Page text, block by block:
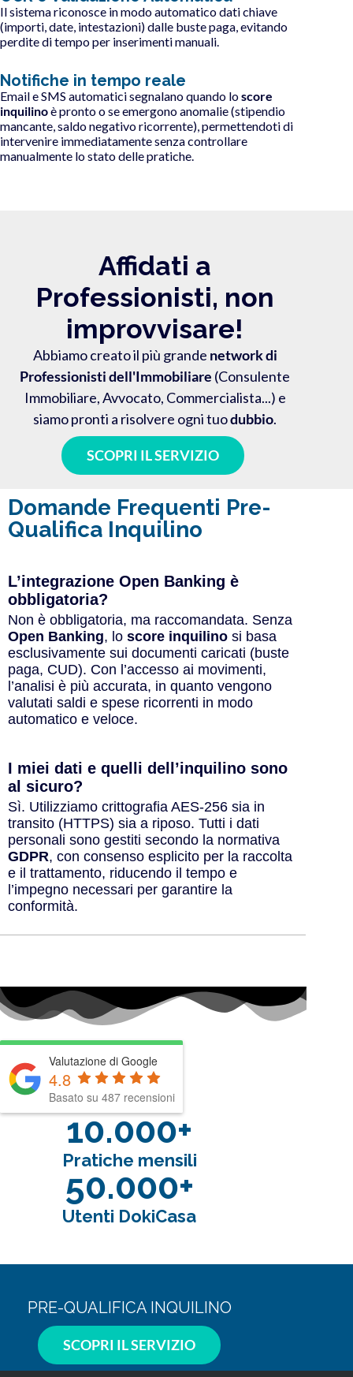
Il sistema riconosce in modo automatico dati chiave
(importi, date, intestazioni) dalle buste paga, evitando
perdite di tempo per inserimenti manuali.
Notifiche in tempo reale
Email e SMS automatici segnalano quando loscore
inquilinoè pronto o se emergono anomalie (stipendio
mancante, saldo negativo ricorrente), permettendoti di
intervenire immediatamente senza controllare
manualmente lo stato delle pratiche.
Affidati a
Professionisti, non
improvvisare!
Abbiamo creato il più grande network di
Professionisti dell'Immobiliare (Consulente
Immobiliare, Avvocato, Commercialista...) e
siamo pronti a risolvere ogni tuodubbio.
SCOPRI IL SERVIZIO
Domande Frequenti Pre-
Qualifica Inquilino
L’integrazione Open Banking è
obbligatoria?
Non è obbligatoria, ma raccomandata. Senza
Open Banking, lo score inquilino si basa
esclusivamente sui documenti caricati (buste
paga, CUD). Con l’accesso ai movimenti,
l’analisi è più accurata, in quanto vengono
valutati saldi e spese ricorrenti in modo
automatico e veloce.
I miei dati e quelli dell’inquilino sono
al sicuro?
Sì. Utilizziamo crittografia AES-256 sia in
transito (HTTPS) sia a riposo. Tutti i dati
personali sono gestiti secondo la normativa
GDPR, con consenso esplicito per la raccolta
e il trattamento, riducendo il tempo e
l’impegno necessari per garantire la
conformità.
Valutazione di Google
4.8
Basato su 487 recensioni
10.000+
Pratiche mensili
50.000+
Utenti DokiCasa
PRE-QUALIFICA INQUILINO
SCOPRI IL SERVIZIO